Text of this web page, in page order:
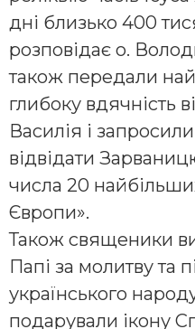
дні близько 400
розповідає о.
також передали
глибоку вдячність
Василія і
відвідати
числа 20
Європи».
Також священики
Папі за молитву та
українського
подарували ікону